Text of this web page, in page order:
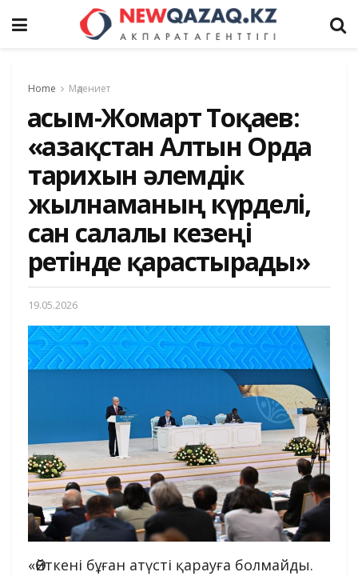
Home Мәдениет
Қасым-Жомарт Тоқаев:
«Қазақстан Алтын Орда
тарихын әлемдік
жылнаманың күрделі,
сан салалы кезеңі
ретінде қарастырады»
19.05.2026
«Өйткені бұған атүсті қарауға болмайды.